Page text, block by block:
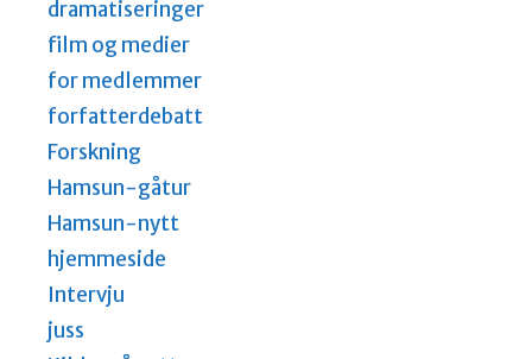
dramatiseringer
film og medier
for medlemmer
forfatterdebatt
Forskning
Hamsun-gåtur
Hamsun-nytt
hjemmeside
Intervju
juss